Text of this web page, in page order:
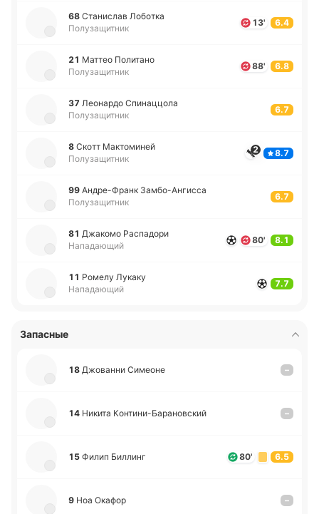
68 Ста­ни­слав Ло­бо­тка
Полузащитник
13' 6.4
21 Маттео По­ли­та­но
Полузащитник
88' 6.8
37 Лео­на­рдо Спи­на­ццо­ла
Полузащитник
6.7
8 Скотт Ма­кто­ми­ней
Полузащитник
2 8.7
99 Андре­-Франк За­мбо­-А­нги­сса
Полузащитник
6.7
81 Джа­ко­мо Ра­спа­до­ри
Нападающий
80' 8.1
11 Ромелу Лукаку
Нападающий
7.7
Запасные
18 Джо­ва­нни Си­мео­не –
14 Никита Ко­нти­ни­-Ба­ра­но­вский –
15 Филип Би­ллинг 80' 6.5
9 Ноа Окафор –